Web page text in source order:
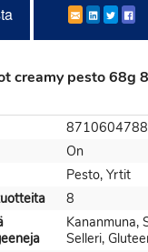
creamy pesto 68g
On
Pesto, Yrtit
8
Kananmuna,
Selleri,